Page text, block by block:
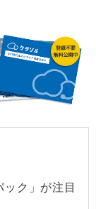
ク」が注目